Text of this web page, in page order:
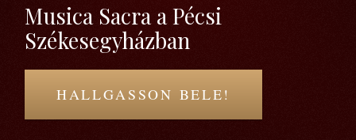
Musica Sacra a Pécsi
Székesegyházban
HALLGASSON BELE!